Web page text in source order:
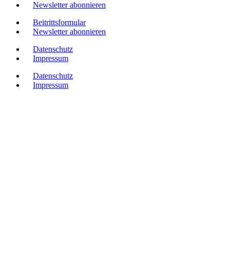
Newsletter abonnieren
Beitrittsformular
Newsletter abonnieren
Datenschutz
Impressum
Datenschutz
Impressum